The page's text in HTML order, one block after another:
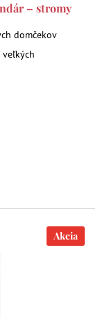
– stromy
domčekov
Akcia